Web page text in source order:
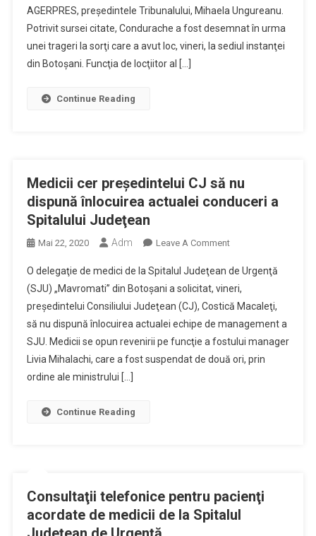
Care
Vor
Conduce
AGERPRES, preşedintele Tribunalului, Mihaela Ungureanu.
Potrivit sursei citate, Condurache a fost desemnat în urma
unei trageri la sorţi care a avut loc, vineri, la sediul instanţei
din Botoşani. Funcţia de locţiitor al […]
Continue Reading
Medicii cer preşedintelui CJ să nu
dispună înlocuirea actualei conduceri a
Spitalului Judeţean
Mai 22, 2020 Adm Leave A CommentOn
Cer
Preşedintelui
CJ
Să
Nu
Dispună
O delegaţie de medici de la Spitalul Judeţean de Urgenţă
(SJU) „Mavromati” din Botoşani a solicitat, vineri,
preşedintelui Consiliului Judeţean (CJ), Costică Macaleţi,
să nu dispună înlocuirea actualei echipe de management a
SJU. Medicii se opun revenirii pe funcţie a fostului manager
Livia Mihalachi, care a fost suspendat de două ori, prin
ordine ale ministrului […]
Continue Reading
Consultaţii telefonice pentru pacienţi
acordate de medicii de la Spitalul